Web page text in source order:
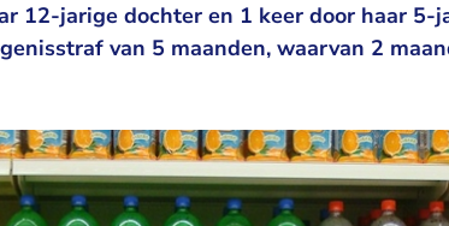
12-jarige dochter en 1 keer door haar 5-
van 5 maanden, waarvan 2